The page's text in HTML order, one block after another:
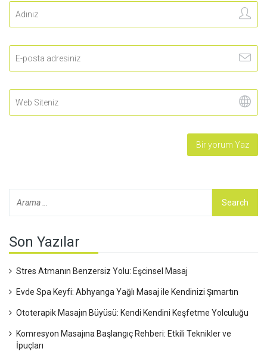
Son Yazılar
Stres Atmanın Benzersiz Yolu: Eşcinsel Masaj
Evde Spa Keyfi: Abhyanga Yağlı Masaj ile Kendinizi Şımartın
Ototerapik Masajın Büyüsü: Kendi Kendini Keşfetme Yolculuğu
Komresyon Masajına Başlangıç Rehberi: Etkili Teknikler ve
İpuçları